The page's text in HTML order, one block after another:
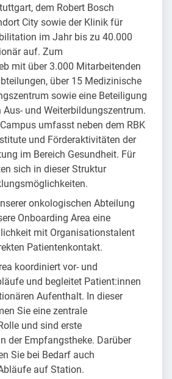
dem Robert Bosch
City sowie der Klinik für
im Jahr bis zu 40.000
auf. Zum
mit über 3.000 Mitarbeitenden
über 15 Medizinische
sowie eine Beteiligung
Aus- und Weiterbildungszentrum.
umfasst neben dem RBK
und Förderaktivitäten der
im Bereich Gesundheit. Für
sich in dieser Struktur
onkologischen Abteilung
Onboarding Area eine
mit Organisationstalent
Patientenkontakt.
koordiniert vor- und
und begleitet Patient:innen
Aufenthalt. In dieser
Sie eine zentrale
und sind erste
der Empfangstheke. Darüber
Sie bei Bedarf auch
auf Station.